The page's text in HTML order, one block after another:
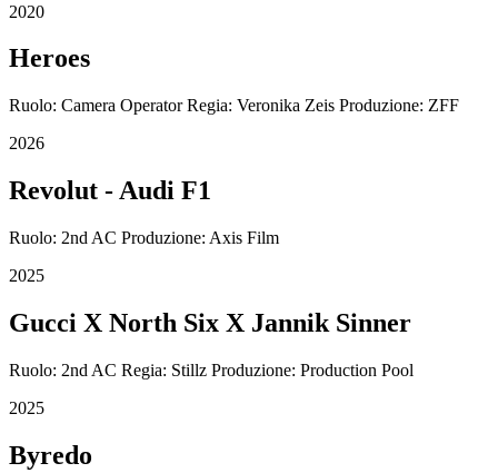
2020
Heroes
Ruolo: Camera Operator Regia: Veronika Zeis Produzione: ZFF
2026
Revolut - Audi F1
Ruolo: 2nd AC Produzione: Axis Film
2025
Gucci X North Six X Jannik Sinner
Ruolo: 2nd AC Regia: Stillz Produzione: Production Pool
2025
Byredo